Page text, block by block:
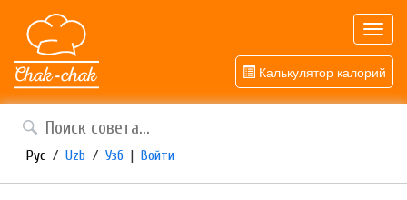
Калькулятор калорий
Рус / Uzb / Узб | Войти